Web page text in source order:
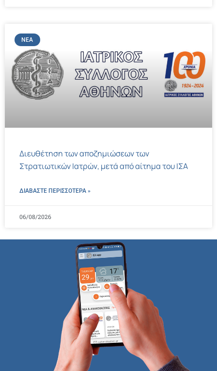
ΝΈΑ
Διευθέτηση των αποζημιώσεων των
Στρατιωτικών Ιατρών, μετά από αίτημα του ΙΣΑ
ΔΙΑΒΑΣΤΕ ΠΕΡΙΣΣΌΤΕΡΑ »
06/08/2026